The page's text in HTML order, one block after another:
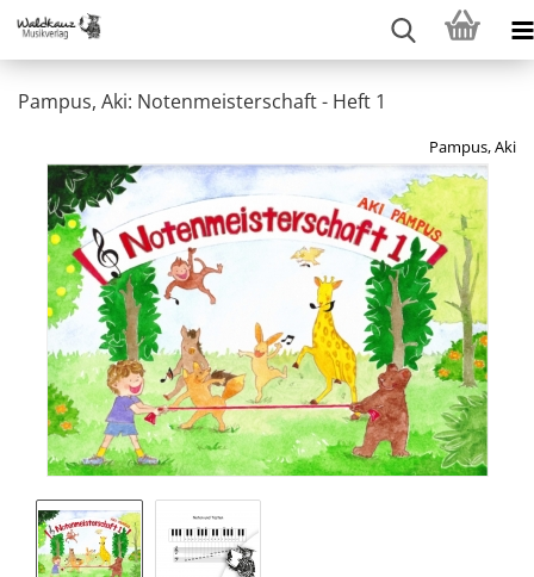
Pampus, Aki: Notenmeisterschaft - Heft 1
Pampus, Aki